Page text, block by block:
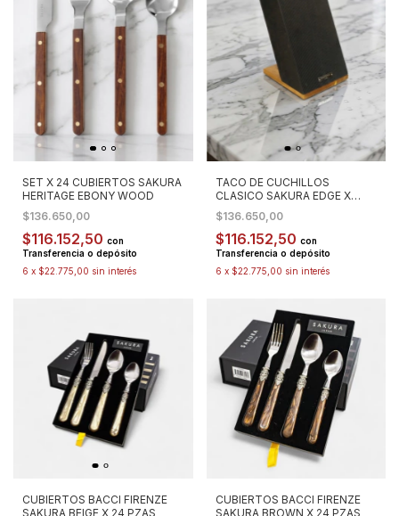
SET X 24 CUBIERTOS SAKURA
HERITAGE EBONY WOOD
$136.650,00
$116.152,50 con
Transferencia o depósito
6 x $22.775,00 sin interés
TACO DE CUCHILLOS
CLASICO SAKURA EDGE X
6PZAS
$136.650,00
$116.152,50 con
Transferencia o depósito
6 x $22.775,00 sin interés
CUBIERTOS BACCI FIRENZE
SAKURA BEIGE X 24 PZAS
CUBIERTOS BACCI FIRENZE
SAKURA BROWN X 24 PZAS